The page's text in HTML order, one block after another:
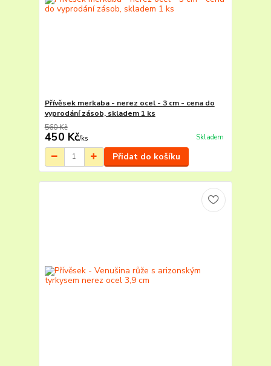
Přívěsek merkaba - nerez ocel - 3 cm - cena do
vyprodání zásob, skladem 1 ks
560 Kč
450 Kč/ks Skladem
Přidat do košíku